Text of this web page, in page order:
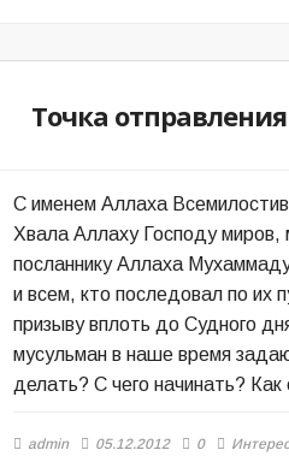
Точка отправления
С именем Аллаха
Хвала Аллаху Господу миров,
посланнику Аллаха
и всем, кто последовал по их
призыву вплоть до Судного
мусульман в наше время
делать? С чего начинать?
admin 05.12.2012 0